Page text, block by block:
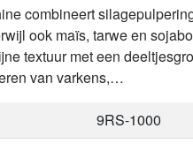
combineert
ook maïs, tarwe en
textuur met een
van varkens,…
9RS-1000